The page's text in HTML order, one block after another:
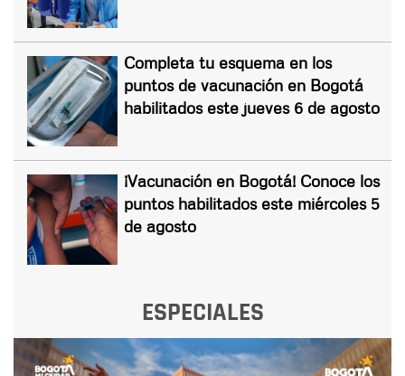
Completa tu esquema en los
puntos de vacunación en Bogotá
habilitados este jueves 6 de agosto
¡Vacunación en Bogotá! Conoce los
puntos habilitados este miércoles 5
de agosto
ESPECIALES